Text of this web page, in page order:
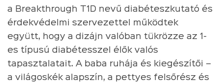
a Breakthrough T1D nevű diabéteszkutató és
érdekvédelmi szervezettel működtek
együtt, hogy a dizájn valóban tükrözze az 1-
es típusú diabétesszel élők valós
tapasztalatait. A baba ruhája és kiegészítői –
a világoskék alapszín, a pettyes felsőrész és